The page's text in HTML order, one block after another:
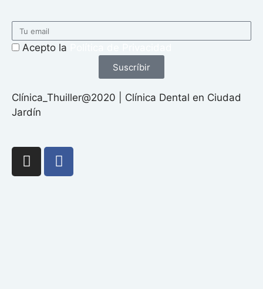
Acepto la
Suscríbir
Clínica_Thuiller@2020 | Clínica Dental en Ciudad
Jardín